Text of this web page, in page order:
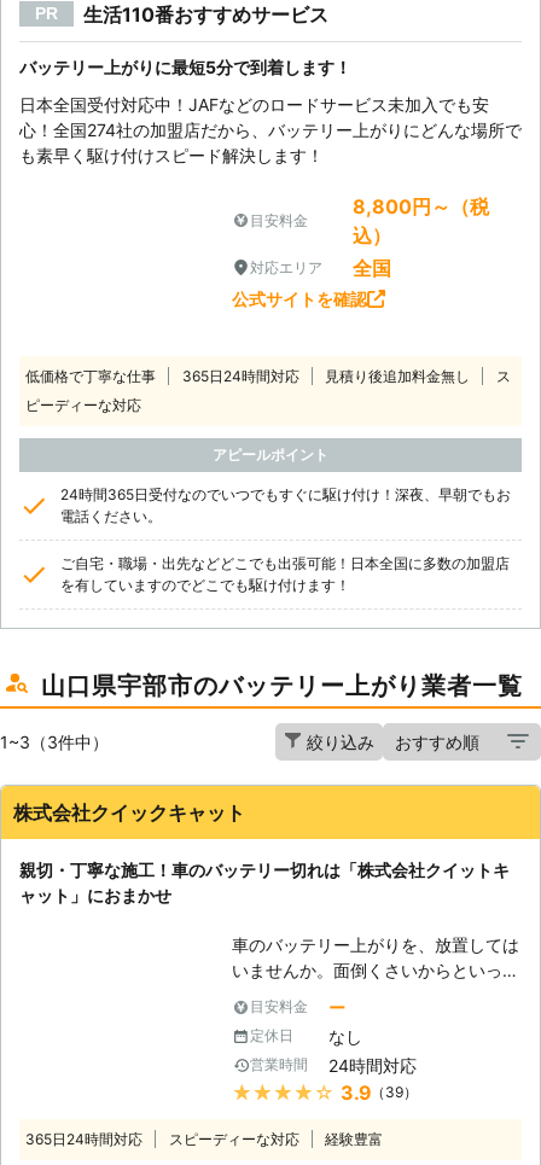
PR 生活110番おすすめサービス
バッテリー上がりに最短5分で到着します！
日本全国受付対応中！JAFなどのロードサービス未加入でも安
心！全国274社の加盟店だから、バッテリー上がりにどんな場所で
も素早く駆け付けスピード解決します！
目安料金
8,800円～（税
込）
対応エリア 全国
公式サイトを確認
低価格で丁寧な仕事 365日24時間対応 見積り後追加料金無し
ス
ピーディーな対応
アピールポイント
24時間365日受付なのでいつでもすぐに駆け付け！深夜、早朝でもお
電話ください。
ご自宅・職場・出先などどこでも出張可能！日本全国に多数の加盟店
を有していますのでどこでも駆け付けます！
山口県宇部市のバッテリー上がり業者一覧
1~3（3件中） 絞り込み
株式会社クイックキャット
親切・丁寧な施工！車のバッテリー切れは「株式会社クイットキ
ャット」におまかせ
車のバッテリー上がりを、放置しては
いませんか。面倒くさいからといって
バッテリー上がりを放置してしまう
と、タンク内のガソリンが固まって詰
まりを引き起こす恐れがあります。そ
のため、車のバッテリー上がりはすぐ
にでも解消する必要があるのです。
きは、「株式会社クイックキャット」
目安料金 ー
定休日 なし
営業時間 24時間対応
★★★★★ 3.9 （39）
365日24時間対応 スピーディーな対応 経験豊富